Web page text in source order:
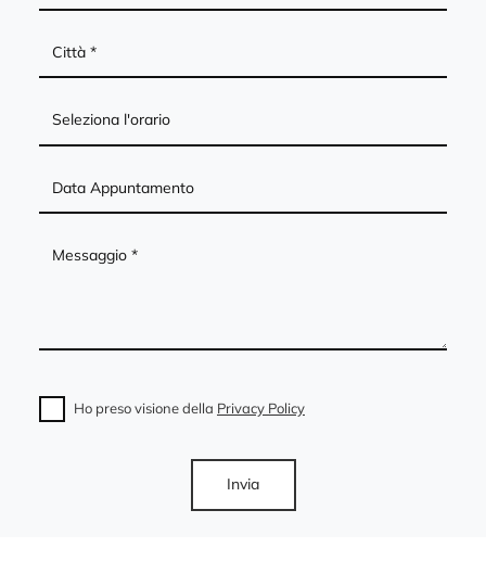
Ho preso visione della Privacy Policy
Invia